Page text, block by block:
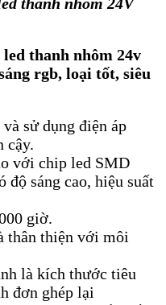
thanh nhôm 24v
rgb, loại tốt, siêu
sử dụng điện áp
cậy.
với chip led SMD
độ sáng cao, hiệu suất
giờ.
thân thiện với môi
là kích thước tiêu
đơn ghép lại